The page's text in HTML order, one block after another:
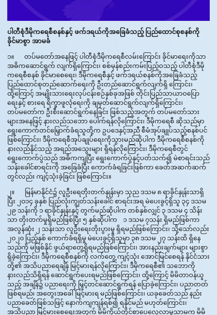
ပါတီစုံဒီမိုကရေစီစနစ်နှင့် ဖက်ဒရယ်ကိုအခြေခံသည့် ပြည်ထောင်စုစနစ်ကို
ခိုင်မာစွာ အာမခံ
၁။ တပ်မတော်အနေဖြင့် ပါတီစုံဒီမိုကရေစီလမ်းကြောင်း ခိုင်မာရေးကိုသာ
အဓိကဆောင်ရွက် လျက်ရှိကြောင်း၊ စစ်မှန်စည်းကမ်းပြည့်ဝသည့် ပါတီစုံဒီမို
ကရေစီစနစ် ခိုင်မာစေရေး၊ ဒီမိုကရေစီနှင့် ဖက်ဒရယ်စနစ်ကိုအခြေခံသည့်
ပြည်ထောင်စုတည်ဆောက်ရေးကို ဦးတည်ဆောင်ရွက်လျက်ရှိ ကြောင်း၊
ထို့ကြောင့် အမျိုးသားရေးလုပ်ငန်းစဉ်နှစ်ခုအဖြစ် တိုင်းပြည်သာယာဝပြော
ရေးနှင့် စားရေ ရိက္ခာဖူလုံရေးကို ချမှတ်ဆောင်ရွက်လျက်ရှိကြောင်း၊
တပ်မတော်က ဦးစီးဆောင်ရွက်နေခြင်း ဖြစ်သည့်အတွက် တပ်မတော်သား
များအနေဖြင့် နားလည်သဘော ပေါက်ရန်လိုကြောင်း၊ ဒီမိုကရေစီ ဆိုသည်မှာ
ရွေးကောက်တင်မြှောက်ခံရသူတို့က ဥပဒေနှင့်အညီ စီမံအုပ်ချုပ်သည့်စနစ်ပင်
ဖြစ်ကြောင်း၊ ဒီမိုကရေစီအုပ်ချုပ်ရေးကိုသွားမည်ဆိုပါက ဒီမိုကရေစီစနစ်ကို
နားလည်နိုင်သည့် အရည်အသွေးများ ရှိရန်လိုကြောင်း၊ ဒီမိုကရေစီတွင်
ရွေးကောက်ပွဲသည် အဓိကကျပြီး ရွေးကောက်ပွဲနှင့်ပတ်သက်၍ မဲစာရင်းသည်
သန်းခေါင်စာရင်းကို အခြေခံပြီး ကောက်ခံရခြင်းဖြစ်ကာ ခေတ်အဆက်ဆက်
တွင်လည်း ကျင့်သုံးခဲ့ခြင်း ဖြစ်ကြောင်း။
၂။ မြန်မာနိုင်ငံ၌ လူဦးရေတိုးတက်နှုန်းမှာ သုည ဒသမ ၈ ရာခိုင်နှုန်းသာရှိ
ပြီး ၂၀၁၄ ခုနှစ် ပြည်လုံးကျွတ်သန်းခေါင် စာရင်းအရ မဲပေးခွင့်ရှိသူ ၃၄ ဒသမ
၂၉ သန်းကို ၁ ရာခိုင်နှုန်းနှင့် တွက်မည်ဆိုပါက တစ်နှစ်လျှင် ၃ ဒသမ ၄ သိန်း
သာ တိုးတက်မှုရှိမည်ဖြစ်ပြီး ၅ နှစ်ဆိုပါက ၁ ဒသမ ၇သန်း ရှိမည်ဖြစ်ကာ
အလွန်ဆုံး ၂ သန်းသာ လူဦးရေးတိုးပွားမှု ရှိရမည်ဖြစ်ကြောင်း၊ သို့သော်လည်း
၂၀၂၀ ပြည့်နှစ် ကောက်ခံရရှိမှု မဲပေးခွင့်ရှိသူမှာ ၃၈ ဒသမ ၂၇ သန်းထိ ရှိနေ
သည်ကို မဖြစ်နိုင် ဖွယ်ရာတွေ့ရှိရမည်ဖြစ်ကြောင်း၊ အားနည်းချက်များ များစွာ
ရှိခဲ့ကြောင်း၊ ဒီမိုကရေစီစနစ်ကို လက်တွေ့ ကျင့်သုံး အောင်မြင်စေရန် နိုင်ငံသား
တို့၏ အသိပညာရေချိန် မြင့်မားရန်လိုကြောင်း၊ ဒီမိုကရေစီ၏ သဘောကို
နားလည်သိရှိရန် ဆောင်ရွက်ပေးရမည်ဖြစ်ကြောင်း၊ ထို့ကြောင့် မိမိတာဝန်ယူ
သည့် အချိန်၌ ပညာရေးကို မြှင့်တင်ဆောင်ရွက်ရန် ပြောခဲ့ကြောင်း၊ ပညာတတ်
ဖြစ်ရမည်၊ အတွေးအခေါ်မြင့်မားရ မည်ဖြစ်ကြောင်း၊ ယခုခေတ်သည် နည်း
ပညာခေတ်ဖြစ်သဖြင့်‌ နောက်ကျကျန်ရစ်၍ ရနိုင်မည် မဟုတ်ကြောင်း၊
အသိပညာ မြင့်မားစေရေးအတွက် မိမိကိုယ်တိုင်စာပေလေ့လာမှုသာမက မိမိ